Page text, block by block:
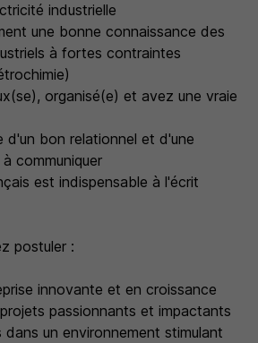
industrielle
une bonne connaissance des
à fortes contraintes
organisé(e) et avez une vraie
d'un bon relationnel et d'une
communiquer
est indispensable à l'écrit
postuler :
innovante et en croissance
passionnants et impactants
un environnement stimulant